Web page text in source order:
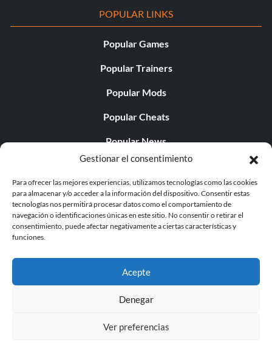
Gestionar el consentimiento
Para ofrecer las mejores experiencias, utilizamos tecnologías como las cookies
para almacenar y/o acceder a la información del dispositivo. Consentir estas
tecnologías nos permitirá procesar datos como el comportamiento de
navegación o identificaciones únicas en este sitio. No consentir o retirar el
consentimiento, puede afectar negativamente a ciertas características y
funciones.
Acepte
Denegar
Ver preferencias
POPULAR LINKS
Popular Games
Popular Trainers
Popular Mods
Popular Cheats
Popular News
Popular Editorials
Popular Free Games
LATEST UPDATES